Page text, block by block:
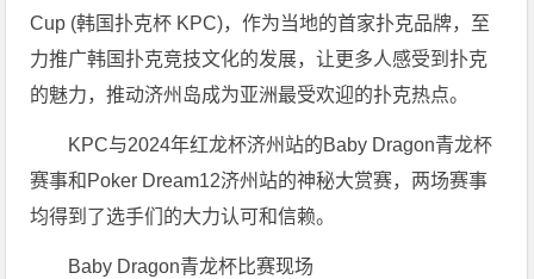
Cup (韩国扑克杯 KPC)，作为当地的首家扑克品牌，至
力推广韩国扑克竞技文化的发展，让更多人感受到扑克
的魅力，推动济州岛成为亚洲最受欢迎的扑克热点。
KPC与2024年红龙杯济州站的Baby Dragon青龙杯
赛事和Poker Dream12济州站的神秘大赏赛，两场赛事
均得到了选手们的大力认可和信赖。
Baby Dragon青龙杯比赛现场